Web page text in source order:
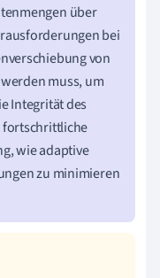
über
bei
von
muss, um
Integrität des
fortschrittliche
wie adaptive
zu minimieren